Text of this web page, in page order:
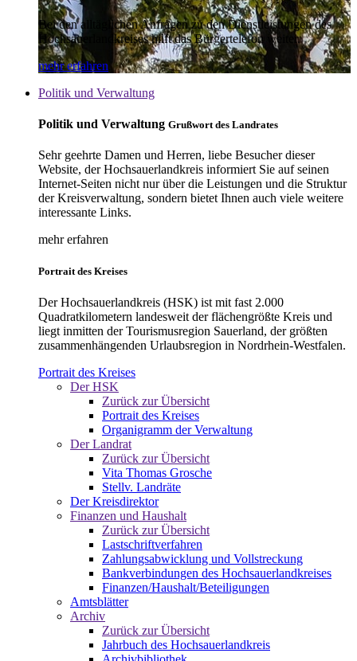
Bei den alltäglichen Anfragen zu den Dienstleistungen des
Hochsauerlandkreises hilft das Bürgertelefon weiter.
mehr erfahren
Politik und Verwaltung
Politik und Verwaltung Grußwort des Landrates
Sehr geehrte Damen und Herren, liebe Besucher dieser
Website, der Hochsauerlandkreis informiert Sie auf seinen
Internet-Seiten nicht nur über die Leistungen und die Struktur
der Kreisverwaltung, sondern bietet Ihnen auch viele weitere
interessante Links.
mehr erfahren
Portrait des Kreises
Der Hochsauerlandkreis (HSK) ist mit fast 2.000
Quadratkilometern landesweit der flächengrößte Kreis und
liegt inmitten der Tourismusregion Sauerland, der größten
zusammenhängenden Urlaubsregion in Nordrhein-Westfalen.
Portrait des Kreises
Der HSK
Zurück zur Übersicht
Portrait des Kreises
Organigramm der Verwaltung
Der Landrat
Zurück zur Übersicht
Vita Thomas Grosche
Stellv. Landräte
Der Kreisdirektor
Finanzen und Haushalt
Zurück zur Übersicht
Lastschriftverfahren
Zahlungsabwicklung und Vollstreckung
Bankverbindungen des Hochsauerlandkreises
Finanzen/Haushalt/Beteiligungen
Amtsblätter
Archiv
Zurück zur Übersicht
Jahrbuch des Hochsauerlandkreis